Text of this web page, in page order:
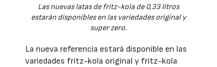
Las nuevas latas de fritz-kola de 0,33 litros
estarán disponibles en las variedades original y
super zero.
La nueva referencia estará disponible en las
variedades fritz-kola original y fritz-kola